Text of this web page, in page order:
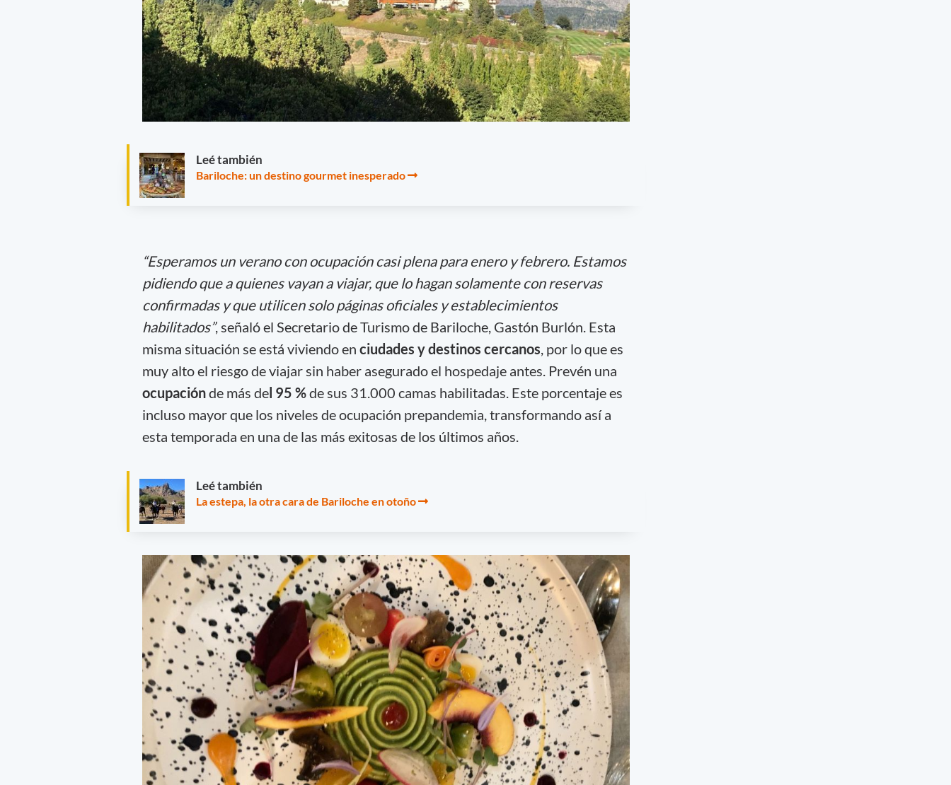
Leé también
Bariloche: un destino gourmet inesperado
“Esperamos un verano con ocupación casi plena para enero y febrero. Estamos
pidiendo que a quienes vayan a viajar, que lo hagan solamente con reservas
confirmadas y que utilicen solo páginas oficiales y establecimientos
habilitados”, señaló el Secretario de Turismo de Bariloche, Gastón Burlón. Esta
misma situación se está viviendo en ciudades y destinos cercanos, por lo que es
muy alto el riesgo de viajar sin haber asegurado el hospedaje antes. Prevén una
ocupaciónde más del 95 %de sus 31.000 camas habilitadas. Este porcentaje es
incluso mayor que los niveles de ocupación prepandemia, transformando así a
esta temporada en una de las más exitosas de los últimos años.
Leé también
La estepa, la otra cara de Bariloche en otoño